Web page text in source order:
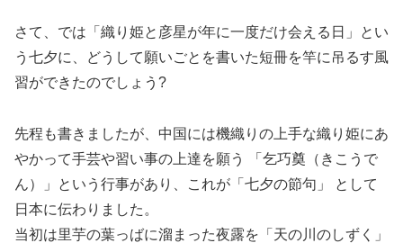
さて、では「織り姫と彦星が年に一度だけ会える日」とい
う七夕に、どうして願いごとを書いた短冊を竿に吊るす風
習ができたのでしょう?
先程も書きましたが、中国には機織りの上手な織り姫にあ
やかって手芸や習い事の上達を願う 「乞巧奠（きこうで
ん）」という行事があり、これが「七夕の節句」 として
日本に伝わりました。
当初は里芋の葉っばに溜まった夜露を「天の川のしずく」